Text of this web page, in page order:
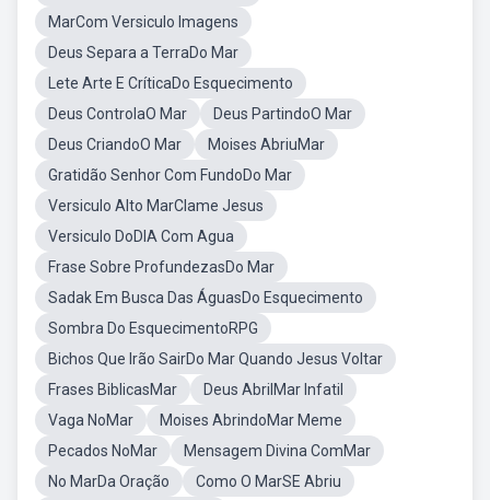
MarCom Versiculo Imagens
Deus Separa a TerraDo Mar
Lete Arte E CríticaDo Esquecimento
Deus ControlaO Mar
Deus PartindoO Mar
Deus CriandoO Mar
Moises AbriuMar
Gratidão Senhor Com FundoDo Mar
Versiculo Alto MarClame Jesus
Versiculo DoDIA Com Agua
Frase Sobre ProfundezasDo Mar
Sadak Em Busca Das ÁguasDo Esquecimento
Sombra Do EsquecimentoRPG
Bichos Que Irão SairDo Mar Quando Jesus Voltar
Frases BiblicasMar
Deus AbrilMar Infatil
Vaga NoMar
Moises AbrindoMar Meme
Pecados NoMar
Mensagem Divina ComMar
No MarDa Oração
Como O MarSE Abriu